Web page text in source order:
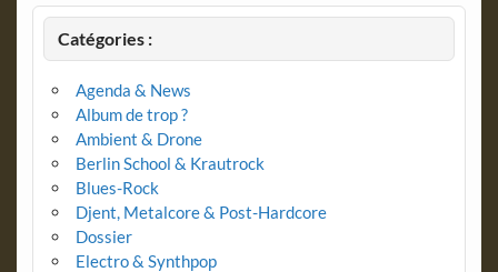
Catégories :
Agenda & News
Album de trop ?
Ambient & Drone
Berlin School & Krautrock
Blues-Rock
Djent, Metalcore & Post-Hardcore
Dossier
Electro & Synthpop